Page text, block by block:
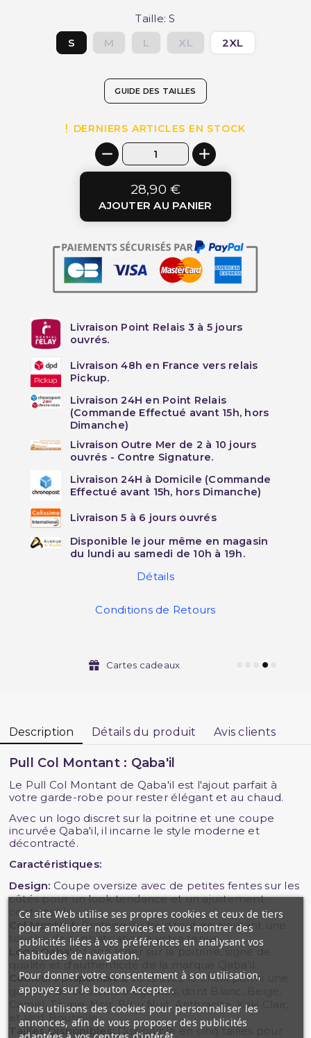
Taille: S
S
M L XL 2XL
GUIDE DES TAILLES
DERNIERS ARTICLES EN STOCK
28,90 €
AJOUTER AU PANIER
Livraison Point Relais 3 à 5 jours
ouvrés.
Livraison 48h en France vers relais
Pickup.
Livraison 24H en Point Relais
(Commande Effectué avant 15h, hors
Dimanche)
Livraison Outre Mer de 2 à 10 jours
ouvrés - Contre Signature.
Livraison 24H à Domicile (Commande
Effectué avant 15h, hors Dimanche)
Livraison 5 à 6 jours ouvrés
Disponible le jour même en magasin
du lundi au samedi de 10h à 19h.
Détails
Conditions de Retours
Cartes cadeaux
Description Détails du produit Avis clients
Pull Col Montant : Qaba'il
Le Pull Col Montant de Qaba'il est l'ajout parfait à
votre garde-robe pour rester élégant et au chaud.
Avec un logo discret sur la poitrine et une coupe
incurvée Qaba'il, il incarne le style moderne et
décontracté.
Caractéristiques:
Design: Coupe oversize avec de petites fentes sur les
côtés pour un look tendance et un ajustement
confortable.
Col Montant:Protège du froid tout en ajoutant une
touche de sophistication à votre tenue.
Logo Qaba'il:Logo léger sur la poitrine, signe de
qualité et d'authenticité de la marque Qaba'il.
Couleurs Disponibles:Vous avez le choix parmi une
gamme de couleurs élégantes, dont Blanc, Beige,
Camel, Taupe, Noir, Bleu Nuit, Anthracite, Kaki Clair,
et Vert Bouteille.
Tailles Disponibles: Disponible en cinq tailles pour
Ce site Web utilise ses propres cookies et ceux de tiers
pour améliorer nos services et vous montrer des
publicités liées à vos préférences en analysant vos
habitudes de navigation.
Pour donner votre consentement à son utilisation,
appuyez sur le bouton Accepter.
Nous utilisons des cookies pour personnaliser les
annonces, afin de vous proposer des publicités